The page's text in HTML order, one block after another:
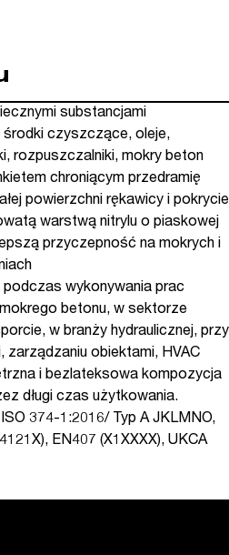
substancjami
środki czyszczące, oleje,
rozpuszczalniki, mokry beton
chroniącym przedramię
powierzchni rękawicy i pokrycie
warstwą nitrylu o piaskowej
przyczepność na mokrych i
wykonywania prac
betonu, w sektorze
w branży hydraulicznej, przy
zarządzaniu obiektami, HVAC
i bezlateksowa kompozycja
długi czas użytkowania.
374-1:2016/ Typ A JKLMNO,
EN407 (X1XXXX), UKCA